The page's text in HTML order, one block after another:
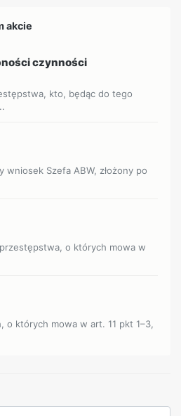
akcie
czynności
kto, będąc do tego
wniosek Szefa ABW, złożony po
o których mowa w
o których mowa w art. 11 pkt 1–3,